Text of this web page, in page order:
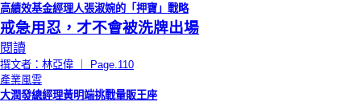
高績效基金經理人張淑婉的「押寶」戰略
戒急用忍，才不會被洗牌出場
閱讀
撰文者：林亞偉 ｜ Page.110
產業風雲
大潤發總經理黃明端挑戰量販王座